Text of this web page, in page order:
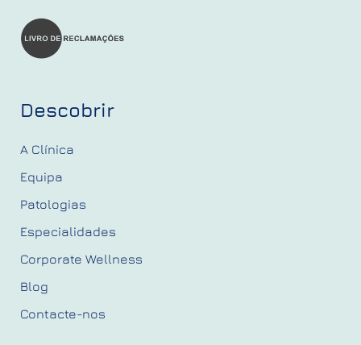
Descobrir
A Clínica
Equipa
Patologias
Especialidades
Corporate Wellness
Blog
Contacte-nos